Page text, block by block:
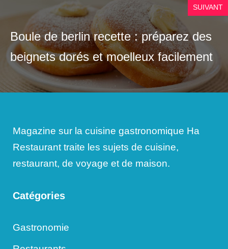
SUIVANT
Boule de berlin recette : préparez des
beignets dorés et moelleux facilement
Magazine sur la cuisine gastronomique Ha
Restaurant traite les sujets de cuisine,
restaurant, de voyage et de maison.
Catégories
Gastronomie